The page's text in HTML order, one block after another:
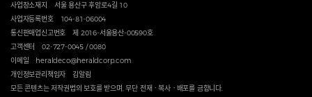
사업장소재지
서울 용산구 후암로4길 10
사업자등록번호
104-81-06004
통신판매업신고번호
제 2016-서울용산-00590호
고객센터
02-727-0045 / 0080
이메일
heraldeco@heraldcorp.com
개인정보관리책임자
김알림
모든 콘텐츠는 저작권법의 보호를 받으며, 무단 전재ㆍ복사ㆍ배포를 금합니다.